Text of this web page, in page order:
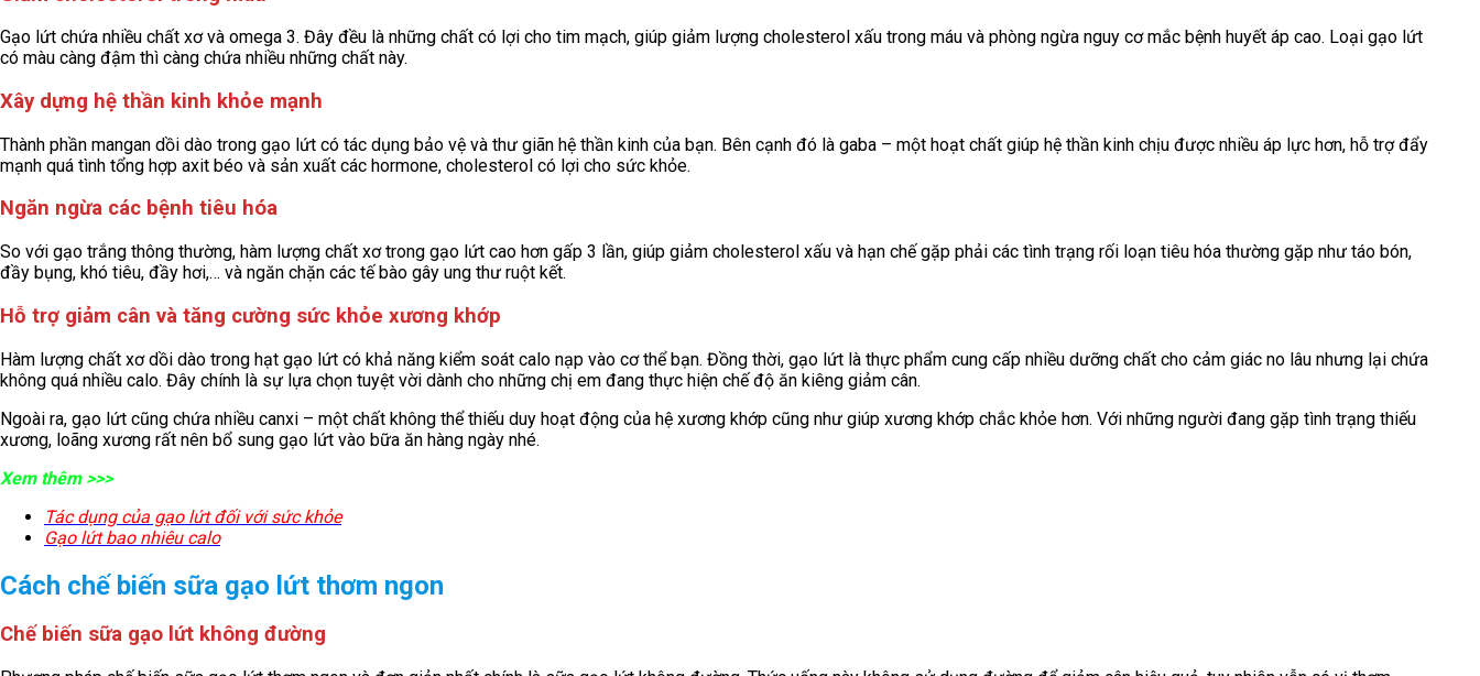
Gạo lứt chứa nhiều chất xơ và omega 3. Đây đều là những chất có lợi cho tim mạch, giúp giảm lượng cholesterol xấu trong máu và phòng ngừa nguy cơ mắc bệnh huyết áp cao. Loại gạo lứt
có màu càng đậm thì càng chứa nhiều những chất này.
Xây dựng hệ thần kinh khỏe mạnh
Thành phần mangan dồi dào trong gạo lứt có tác dụng bảo vệ và thư giãn hệ thần kinh của bạn. Bên cạnh đó là gaba – một hoạt chất giúp hệ thần kinh chịu được nhiều áp lực hơn, hỗ trợ đẩy
mạnh quá tình tổng hợp axit béo và sản xuất các hormone, cholesterol có lợi cho sức khỏe.
Ngăn ngừa các bệnh tiêu hóa
So với gạo trắng thông thường, hàm lượng chất xơ trong gạo lứt cao hơn gấp 3 lần, giúp giảm cholesterol xấu và hạn chế gặp phải các tình trạng rối loạn tiêu hóa thường gặp như táo bón,
đầy bụng, khó tiêu, đầy hơi,… và ngăn chặn các tế bào gây ung thư ruột kết.
Hỗ trợ giảm cân và tăng cường sức khỏe xương khớp
Hàm lượng chất xơ dồi dào trong hạt gạo lứt có khả năng kiểm soát calo nạp vào cơ thể bạn. Đồng thời, gạo lứt là thực phẩm cung cấp nhiều dưỡng chất cho cảm giác no lâu nhưng lại chứa
không quá nhiều calo. Đây chính là sự lựa chọn tuyệt vời dành cho những chị em đang thực hiện chế độ ăn kiêng giảm cân.
Ngoài ra, gạo lứt cũng chứa nhiều canxi – một chất không thể thiếu duy hoạt động của hệ xương khớp cũng như giúp xương khớp chắc khỏe hơn. Với những người đang gặp tình trạng thiếu
xương, loãng xương rất nên bổ sung gạo lứt vào bữa ăn hàng ngày nhé.
Xem thêm >>>
Tác dụng của gạo lứt đối với sức khỏe
Gạo lứt bao nhiêu calo
Cách chế biến sữa gạo lứt thơm ngon
Chế biến sữa gạo lứt không đường